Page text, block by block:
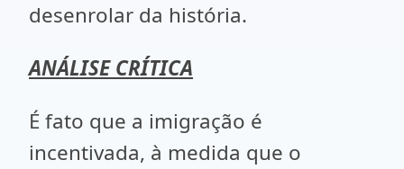
desenrolar da história.
ANÁLISE CRÍTICA
É fato que a imigração é
incentivada, à medida que o